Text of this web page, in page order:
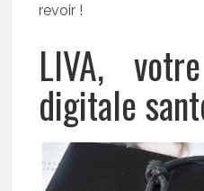
revoir !
LIVA,
digitale